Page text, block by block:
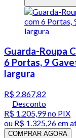
Guarda-Roupa
6 Portas, 9
largura
R$ 2.867,82
Desconto
R$ 1.205,99no PIX
ou R$ 1.325,26em
COMPRAR AGORA